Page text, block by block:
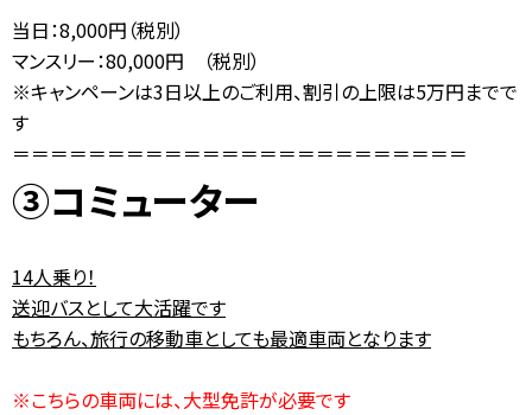
当日：8,000円（税別）
マンスリー：80,000円 （税別）
※キャンペーンは3日以上のご利用、割引の上限は5万円までで
す
＝＝＝＝＝＝＝＝＝＝＝＝＝＝＝＝＝＝＝＝＝＝＝＝
③コミューター
14人乗り！
送迎バスとして大活躍です
もちろん、旅行の移動車としても最適車両となります
※こちらの車両には、大型免許が必要です